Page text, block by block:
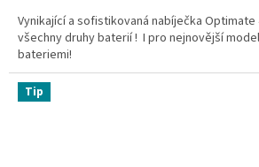
Vynikající a sofistikovaná nabíječka Optimate
všechny druhy baterií ! I pro nejnovější
bateriemi!
Tip